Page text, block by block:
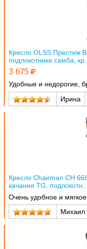
Кресло OLSS Престиж
подлокотники самба, кр...
3 675
Удобные и недорогие,
Ирина
Кресло Chairman CH
качания TG, подлокотн...
Очень удобное и мягкое
Михаил